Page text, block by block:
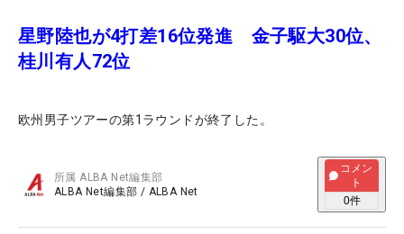
星野陸也が4打差16位発進 金子駆大30位、
桂川有人72位
欧州男子ツアーの第1ラウンドが終了した。
所属ALBA Net編集部
ALBA Net編集部 / ALBA Net
コメン
ト
0件